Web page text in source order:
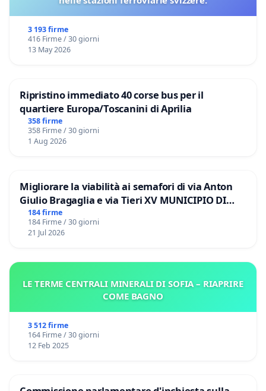
3 193 firme
416 Firme / 30 giorni
13 May 2026
Ripristino immediato 40 corse bus per il
quartiere Europa/Toscanini di Aprilia
358 firme
358 Firme / 30 giorni
1 Aug 2026
Migliorare la viabilità ai semafori di via Anton
Giulio Bragaglia e via Tieri XV MUNICIPIO DI
ROMA
184 firme
184 Firme / 30 giorni
21 Jul 2026
LE TERME CENTRALI MINERALI DI SOFIA – RIAPRIRE
COME BAGNO
3 512 firme
164 Firme / 30 giorni
12 Feb 2025